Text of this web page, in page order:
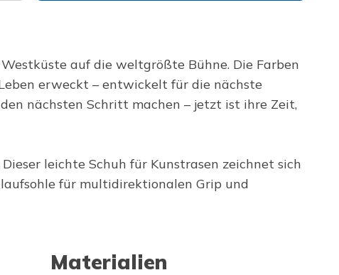
auf die weltgrößte Bühne. Die Farben
erweckt – entwickelt für die nächste
nächsten Schritt machen – jetzt ist ihre Zeit,
leichte Schuh für Kunstrasen zeichnet sich
für multidirektionalen Grip und
Materialien